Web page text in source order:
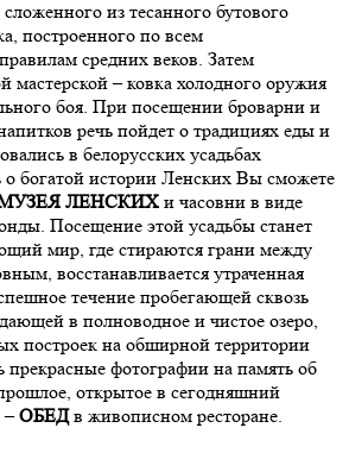
из тесанного бутового
построенного по всем
средних веков. Затем
мастерской – ковка холодного оружия
боя. При посещении броварни и
речь пойдет о традициях еды и
в белорусских усадьбах
о богатой истории Ленских Вы сможете
ЛЕНСКИХ и часовни в виде
Посеще­ние этой усадь­бы ста­нет
мир, где сти­ра­ют­ся гра­ни­ между
вос­ста­нав­ли­ва­ет­ся утра­чен­ная
течение пробегающей сквозь
в полноводное и чистое озеро,
построек на обширной территории
прекрасные фотографии на память об
открытое в сегодняшний
–ОБЕДв живописном ресторане.